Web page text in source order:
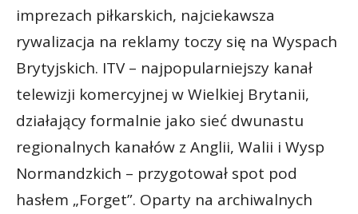
imprezach piłkarskich, najciekawsza
rywalizacja na reklamy toczy się na Wyspach
Brytyjskich. ITV – najpopularniejszy kanał
telewizji komercyjnej w Wielkiej Brytanii,
działający formalnie jako sieć dwunastu
regionalnych kanałów z Anglii, Walii i Wysp
Normandzkich – przygotował spot pod
hasłem „Forget”. Oparty na archiwalnych